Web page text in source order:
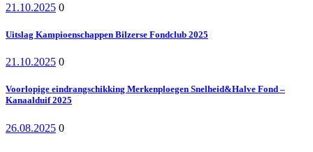
21.10.2025 0
Uitslag Kampioenschappen Bilzerse Fondclub 2025
21.10.2025 0
Voorlopige eindrangschikking Merkenploegen Snelheid&Halve Fond –
Kanaalduif 2025
26.08.2025 0